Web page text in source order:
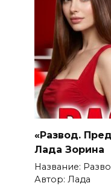
«Развод.
Лада Зорина
Название:
Автор: Лада